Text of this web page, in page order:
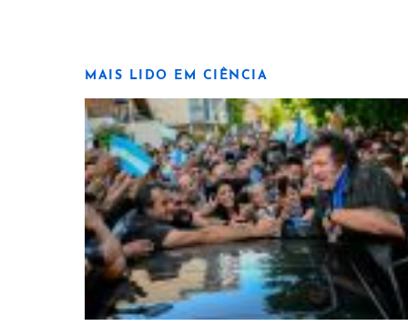
MAIS LIDO EM CIÊNCIA